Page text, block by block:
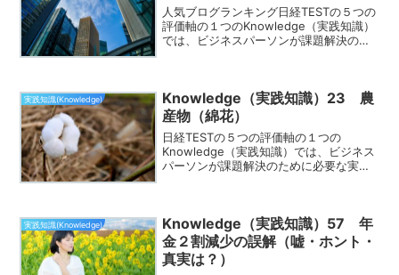
人気ブログランキング日経TESTの５つの
評価軸の１つのKnowledge（実践知識）
では、ビジネスパーソンが課題解決のた
所在」です。...
実践知識(Knowledge)
Knowledge（実践知識）23 農
産物（綿花）
日経TESTの５つの評価軸の１つの
Knowledge（実践知識）では、ビジネス
パーソンが課題解決のために必要な実践
ページでは「農産物...
実践知識(Knowledge)
Knowledge（実践知識）57 年
金２割減少の誤解（嘘・ホント・
真実は？）